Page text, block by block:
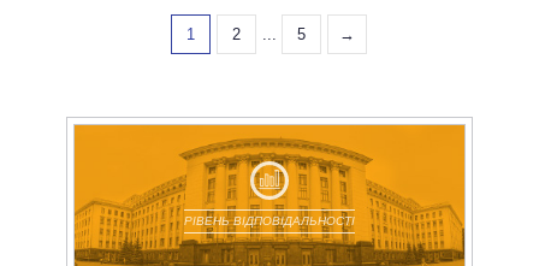
1 2 ... 5 →
РІВЕНЬ ВІДПОВІДАЛЬНОСТІ